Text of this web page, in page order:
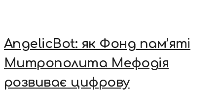
AngelicBot: як Фонд пам’яті
Митрополита Мефодія
розвиває цифрову